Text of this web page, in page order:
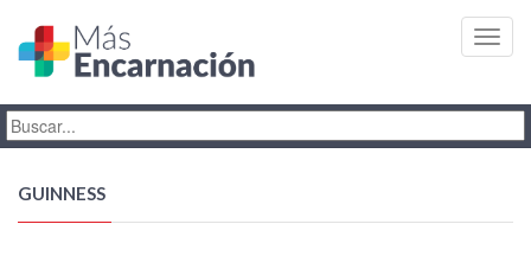
GUINNESS